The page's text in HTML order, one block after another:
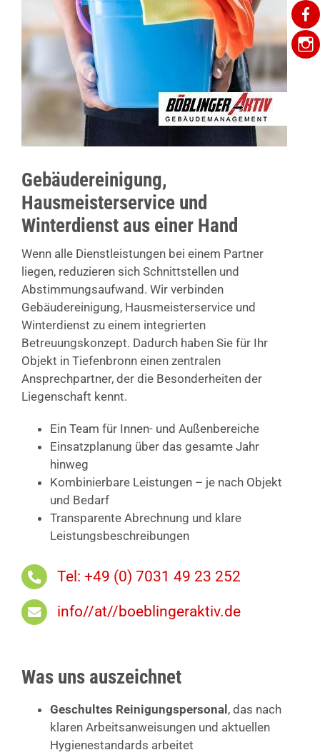
Gebäudereinigung,
Hausmeisterservice und
Winterdienst aus einer Hand
Wenn alle Dienstleistungen bei einem Partner
liegen, reduzieren sich Schnittstellen und
Abstimmungsaufwand. Wir verbinden
Gebäudereinigung, Hausmeisterservice und
Winterdienst zu einem integrierten
Betreuungskonzept. Dadurch haben Sie für Ihr
Objekt in Tiefenbronn einen zentralen
Ansprechpartner, der die Besonderheiten der
Liegenschaft kennt.
Ein Team für Innen- und Außenbereiche
Einsatzplanung über das gesamte Jahr
hinweg
Kombinierbare Leistungen – je nach Objekt
und Bedarf
Transparente Abrechnung und klare
Leistungsbeschreibungen
Tel: +49 (0) 7031 49 23 252
info//at//boeblingeraktiv.de
Was uns auszeichnet
Geschultes Reinigungspersonal , das nach
klaren Arbeitsanweisungen und aktuellen
Hygienestandards arbeitet